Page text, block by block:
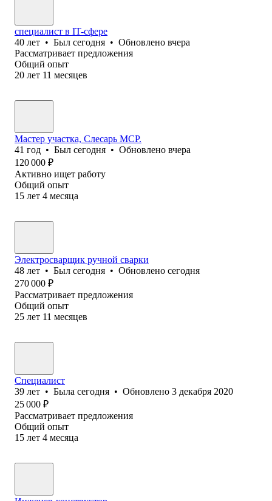
специалист в IT-сфере
40 лет • Был сегодня • Обновлено вчера
Рассматривает предложения
Общий опыт
20 лет 11 месяцев
Мастер участка, Слесарь МСР.
41 год • Был сегодня • Обновлено вчера
120 000 ₽
Активно ищет работу
Общий опыт
15 лет 4 месяца
Электросварщик ручной сварки
48 лет • Был сегодня • Обновлено сегодня
270 000 ₽
Рассматривает предложения
Общий опыт
25 лет 11 месяцев
Специалист
39 лет • Была сегодня • Обновлено 3 декабря 2020
25 000 ₽
Рассматривает предложения
Общий опыт
15 лет 4 месяца